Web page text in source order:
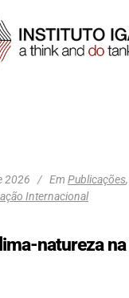
2026 Em Publicações,
Internacional
natureza na